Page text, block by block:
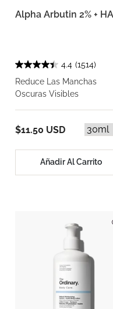
Alpha Arbutin 2% + HA
4.4 (1514)
Reduce Las Manchas
Oscuras Visibles
$11.50 USD
Añadir Al Carrito